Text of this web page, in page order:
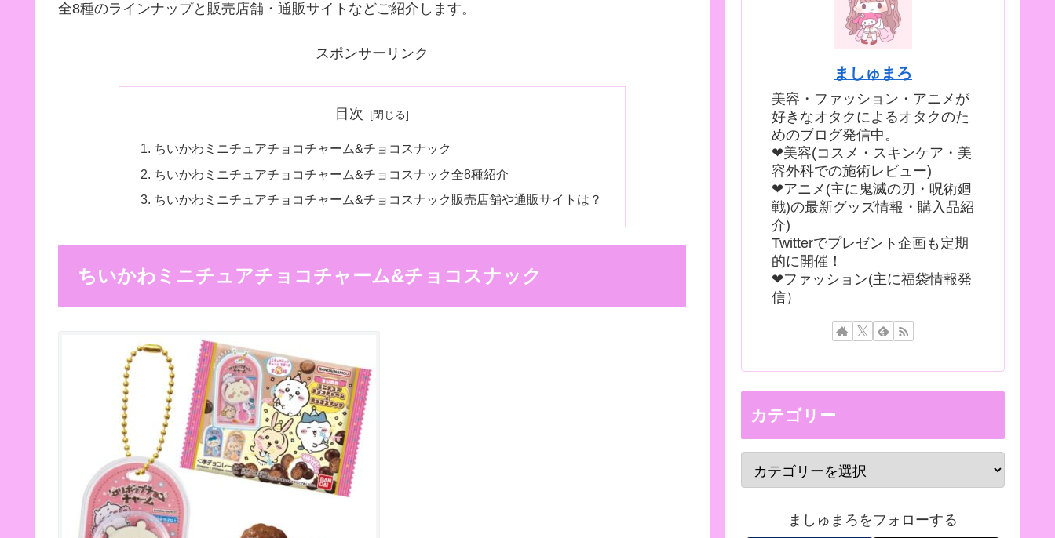
全8種のラインナップと販売店舗・通販サイトなどご紹介します。
スポンサーリンク
目次
ちいかわミニチュアチョコチャーム&チョコスナック
ちいかわミニチュアチョコチャーム&チョコスナック全8種紹介
ちいかわミニチュアチョコチャーム&チョコスナック販売店舗や通販サイトは？
ちいかわミニチュアチョコチャーム&チョコスナック
ましゅまろ
美容・ファッション・アニメが
好きなオタクによるオタクのた
めのブログ発信中。
❤美容(コスメ・スキンケア・美
容外科での施術レビュー)
❤アニメ(主に鬼滅の刃・呪術廻
戦)の最新グッズ情報・購入品紹
介)
Twitterでプレゼント企画も定期
的に開催！
❤ファッション(主に福袋情報発
信）
カテゴリー
ましゅまろをフォローする